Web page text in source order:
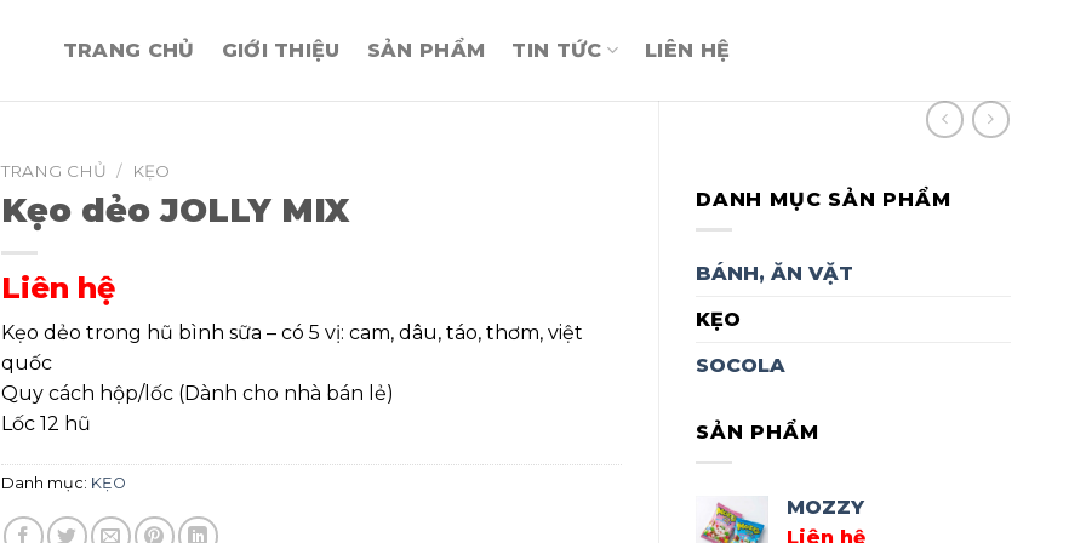
TRANG CHỦ GIỚI THIỆU SẢN PHẨM TIN TỨC LIÊN HỆ
DANH MỤC SẢN PHẨM
BÁNH, ĂN VẶT
KẸO
SOCOLA
SẢN PHẨM
MOZZY
Liên hệ
TRANG CHỦ / KẸO
Kẹo dẻo JOLLY MIX
Liên hệ
Kẹo dẻo trong hũ bình sữa – có 5 vị: cam, dâu, táo, thơm, việt
quốc
Quy cách hộp/lốc (Dành cho nhà bán lẻ)
Lốc 12 hũ
Danh mục: KẸO